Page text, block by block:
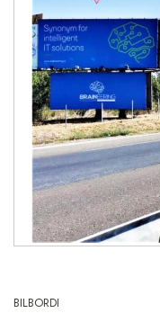
BILBORDI